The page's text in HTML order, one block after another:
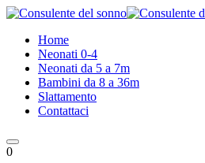
Skip
contentHome
Neonati 0-4
Neonati da 5 a 7m
Bambini da 8 a 36m
Slattamento
Contattaci
0